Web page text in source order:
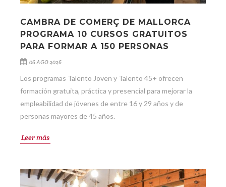
CAMBRA DE COMERÇ DE MALLORCA
PROGRAMA 10 CURSOS GRATUITOS
PARA FORMAR A 150 PERSONAS
06 AGO 2026
Los programas Talento Joven y Talento 45+ ofrecen
formación gratuita, práctica y presencial para mejorar la
empleabilidad de jóvenes de entre 16 y 29 años y de
personas mayores de 45 años.
Leer más